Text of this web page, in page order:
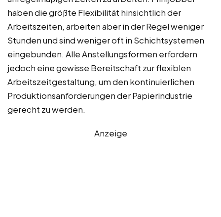
haben die größte Flexibilität hinsichtlich der
Arbeitszeiten, arbeiten aber in der Regel weniger
Stunden und sind weniger oft in Schichtsystemen
eingebunden. Alle Anstellungsformen erfordern
jedoch eine gewisse Bereitschaft zur flexiblen
Arbeitszeitgestaltung, um den kontinuierlichen
Produktionsanforderungen der Papierindustrie
gerecht zu werden.
Anzeige